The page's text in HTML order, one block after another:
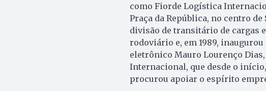
como Fiorde Logística
Praça da República, no centro
divisão de transitário de cargas
rodoviário e, em 1989,
eletrônico Mauro Lourenço
Internacional, que desde o
procurou apoiar o espírito